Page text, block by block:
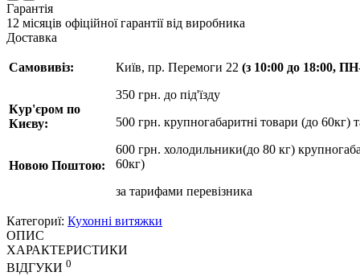
Гарантія
12 місяців офіційної гарантії від виробника
Доставка
Самовивіз:
Кур'єром по
Києву:
Новою Поштою:
Київ, пр. Перемоги 22 (з 10:00 до 18:00,
350 грн. до під'їзду
500 грн. крупногабаритні товари (до 60кг)
600 грн. холодильники(до 80 кг)
60кг)
за тарифами перевізника
Категориї: Кухонні витяжки
ОПИС
ХАРАКТЕРИСТИКИ
ВІДГУКИ 0